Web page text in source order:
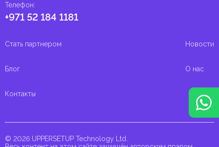
Телефон:
+971 52 184 1181
Стать партнером Новости
Блог О нас
Контакты
© 2026 UPPERSETUP Technology Ltd.